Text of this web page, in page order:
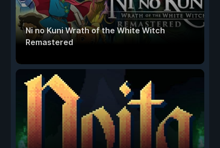
Ni no Kuni Wrath of the White Witch
Remastered